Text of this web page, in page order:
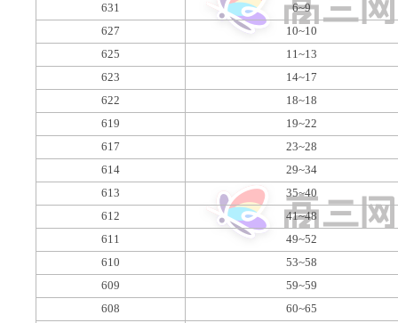
631
6~9
627
10~10
625
11~13
623
14~17
622
18~18
619
19~22
617
23~28
614
29~34
613
35~40
612
41~48
611
49~52
610
53~58
609
59~59
608
60~65